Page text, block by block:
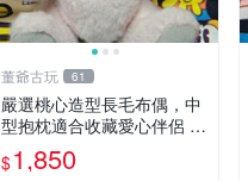
董爺古玩 61
嚴選桃心造型長毛布偶，中
型抱枕適合收藏愛心伴侶 桃
心抱枕 布娃娃 猛咬布偶
$1,850